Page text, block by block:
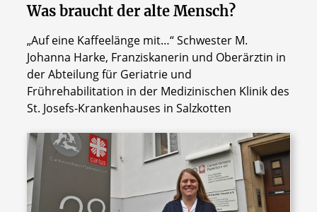
Was braucht der alte Mensch?
„Auf eine Kaffeelänge mit…“ Schwester M.
Johanna Harke, Franziskanerin und Oberärztin in
der Abteilung für Geriatrie und
Frührehabilitation in der Medizinischen Klinik des
St. Josefs-Krankenhauses in Salzkotten